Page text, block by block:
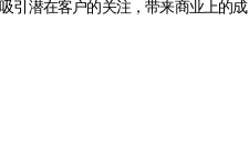
引潜在客户的关注，带来商业上的成